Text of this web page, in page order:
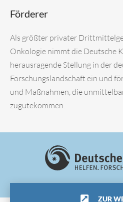
Förderer
Als größter privater
Onkologie nimmt die Deutsche
herausragende Stellung in der
Forschungslandschaft ein und
und Maßnahmen, die
zugutekommen.
ZUR